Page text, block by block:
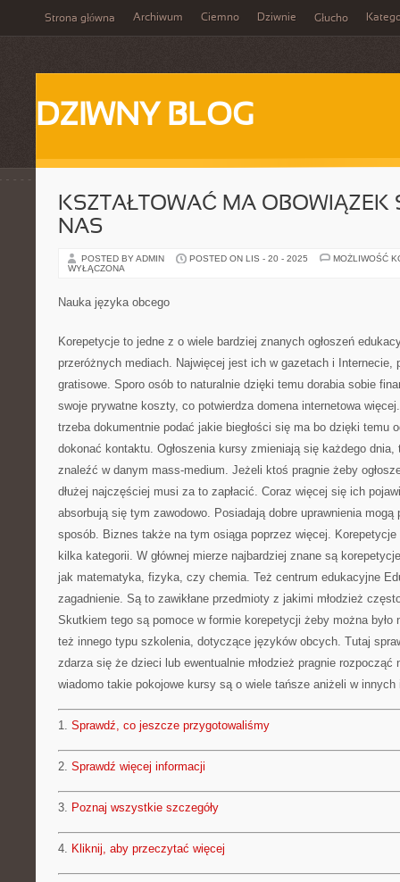
Strona główna Archiwum Ciemno Dziwnie Głucho
DZIWNY BLOG
KSZTAŁTOWAĆ MA OBOWIĄZEK
NAS
POSTED BY ADMIN POSTED ON LIS - 20 - 2025
MOŻLIWOŚĆ
WYŁĄCZONA
Nauka języka obcego
Korepetycje to jedne z o wiele bardziej znanych ogłoszeń
przeróżnych mediach. Najwięcej jest ich w gazetach i Internecie,
gratisowe. Sporo osób to naturalnie dzięki temu dorabia sobie
swoje prywatne koszty, co potwierdza domena internetowa
trzeba dokumentnie podać jakie biegłości się ma bo dzięki temu
dokonać kontaktu. Ogłoszenia kursy zmieniają się każdego dnia,
znaleźć w danym mass-medium. Jeżeli ktoś pragnie żeby
dłużej najczęściej musi za to zapłacić. Coraz więcej się ich
absorbują się tym zawodowo. Posiadają dobre uprawnienia
sposób. Biznes także na tym osiąga poprzez więcej.
kilka kategorii. W głównej mierze najbardziej znane są
jak matematyka, fizyka, czy chemia. Też centrum edukacyjne
zagadnienie. Są to zawikłane przedmioty z jakimi młodzież
Skutkiem tego są pomoce w formie korepetycji żeby można było
też innego typu szkolenia, dotyczące języków obcych. Tutaj
zdarza się że dzieci lub ewentualnie młodzież pragnie rozpocząć
wiadomo takie pokojowe kursy są o wiele tańsze aniżeli w
1. Sprawdź, co jeszcze przygotowaliśmy
2. Sprawdź więcej informacji
3. Poznaj wszystkie szczegóły
4. Kliknij, aby przeczytać więcej